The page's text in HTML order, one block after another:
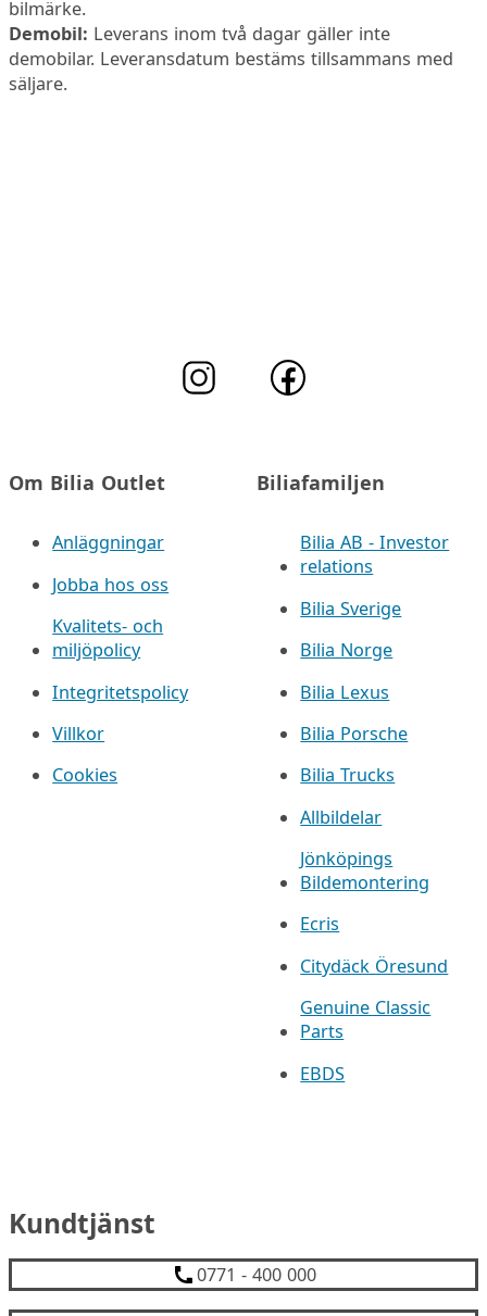
bilmärke.
Demobil: Leverans inom två dagar gäller inte
demobilar. Leveransdatum bestäms tillsammans med
säljare.
Om Bilia Outlet
Anläggningar
Jobba hos oss
Kvalitets- och
miljöpolicy
Integritetspolicy
Villkor
Cookies
Biliafamiljen
Bilia AB - Investor
relations
Bilia Sverige
Bilia Norge
Bilia Lexus
Bilia Porsche
Bilia Trucks
Allbildelar
Jönköpings
Bildemontering
Ecris
Citydäck Öresund
Genuine Classic
Parts
EBDS
Kundtjänst
0771 - 400 000